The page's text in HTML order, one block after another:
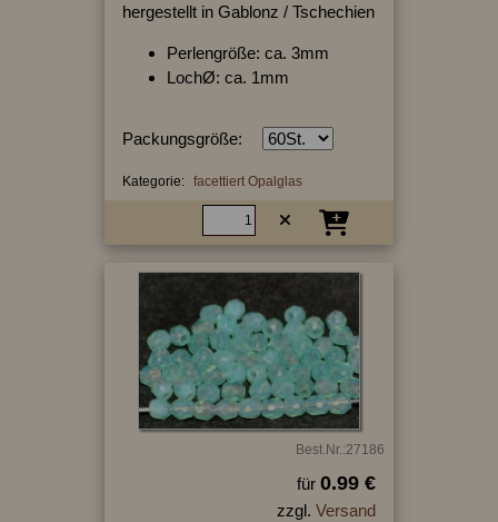
hergestellt in Gablonz / Tschechien
Perlengröße: ca. 3mm
LochØ: ca. 1mm
Packungsgröße:
Kategorie: facettiert Opalglas
Best.Nr.:27186
für 0.99 €
zzgl. Versand